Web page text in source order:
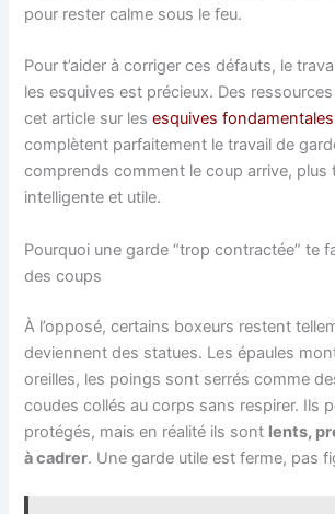
pour rester calme sous le feu.
Pour t’aider à corriger ces défauts, le
les esquives est précieux. Des
cet article sur lesesquives
complètent parfaitement le travail de
comprends comment le coup arrive, plus
intelligente et utile.
Pourquoi une garde “trop contractée” te
des coups
À l’opposé, certains boxeurs restent
deviennent des statues. Les épaules
oreilles, les poings sont serrés comme
coudes collés au corps sans respirer. Ils
protégés, mais en réalité ils sont lents,
à cadrer. Une garde utile est ferme, pas